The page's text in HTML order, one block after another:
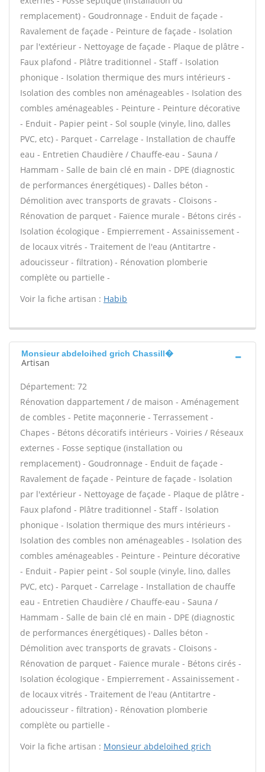
remplacement) - Goudronnage - Enduit de façade -
Ravalement de façade - Peinture de façade - Isolation
par l'extérieur - Nettoyage de façade - Plaque de plâtre -
Faux plafond - Plâtre traditionnel - Staff - Isolation
phonique - Isolation thermique des murs intérieurs -
Isolation des combles non aménageables - Isolation des
combles aménageables - Peinture - Peinture décorative
- Enduit - Papier peint - Sol souple (vinyle, lino, dalles
PVC, etc) - Parquet - Carrelage - Installation de chauffe
eau - Entretien Chaudière / Chauffe-eau - Sauna /
Hammam - Salle de bain clé en main - DPE (diagnostic
de performances énergétiques) - Dalles béton -
Démolition avec transports de gravats - Cloisons -
Rénovation de parquet - Faïence murale - Bétons cirés -
Isolation écologique - Empierrement - Assainissement -
de locaux vitrés - Traitement de l'eau (Antitartre -
adoucisseur - filtration) - Rénovation plomberie
complète ou partielle -
Voir la fiche artisan : Habib
Monsieur abdeloihed grich Chassill�
Artisan
Département: 72
Rénovation dappartement / de maison - Aménagement
de combles - Petite maçonnerie - Terrassement -
Chapes - Bétons décoratifs intérieurs - Voiries / Réseaux
externes - Fosse septique (installation ou
remplacement) - Goudronnage - Enduit de façade -
Ravalement de façade - Peinture de façade - Isolation
par l'extérieur - Nettoyage de façade - Plaque de plâtre -
Faux plafond - Plâtre traditionnel - Staff - Isolation
phonique - Isolation thermique des murs intérieurs -
Isolation des combles non aménageables - Isolation des
combles aménageables - Peinture - Peinture décorative
- Enduit - Papier peint - Sol souple (vinyle, lino, dalles
PVC, etc) - Parquet - Carrelage - Installation de chauffe
eau - Entretien Chaudière / Chauffe-eau - Sauna /
Hammam - Salle de bain clé en main - DPE (diagnostic
de performances énergétiques) - Dalles béton -
Démolition avec transports de gravats - Cloisons -
Rénovation de parquet - Faïence murale - Bétons cirés -
Isolation écologique - Empierrement - Assainissement -
de locaux vitrés - Traitement de l'eau (Antitartre -
adoucisseur - filtration) - Rénovation plomberie
complète ou partielle -
Voir la fiche artisan : Monsieur abdeloihed grich